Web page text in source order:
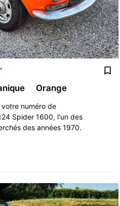
Orange
numéro de
Spider 1600, l'un des
des années 1970.